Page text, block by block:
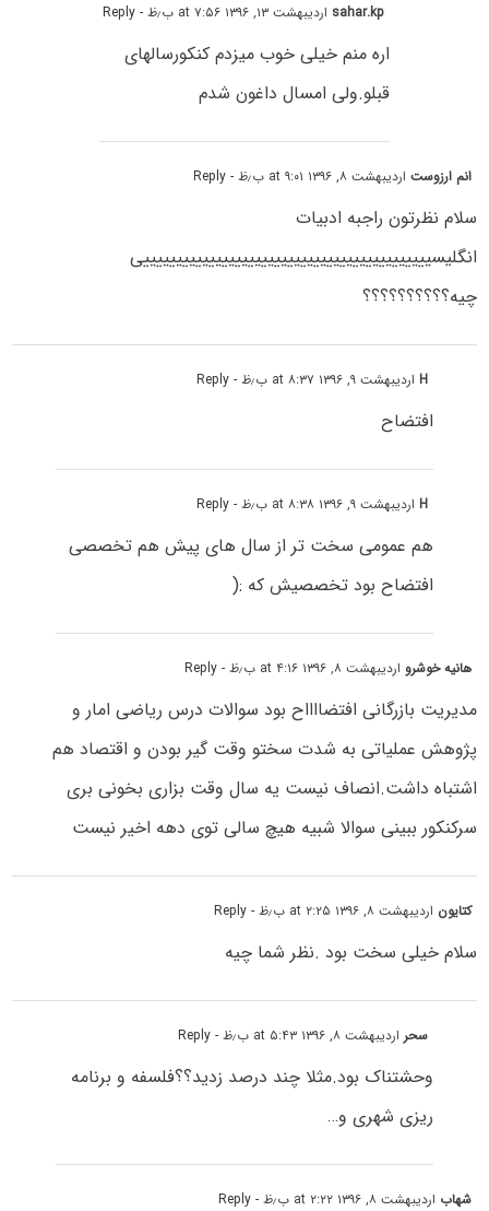
sahar.kp اردیبهشت ۱۳, ۱۳۹۶ at ۷:۵۶ ب٫ظ - Reply
اره منم خیلی خوب میزدم کنکورسالهای
قبلو.ولی امسال داغون شدم
انم ارزوستاردیبهشت ۸, ۱۳۹۶ at ۹:۰۱ ب٫ظ - Reply
سلام نظرتون راجبه ادبیات
انگلیسییییییییییییییییییییییییییییییییییییییییییییی
چیه؟؟؟؟؟؟؟؟؟؟
Hاردیبهشت ۹, ۱۳۹۶ at ۸:۳۷ ب٫ظ - Reply
افتضاح
Hاردیبهشت ۹, ۱۳۹۶ at ۸:۳۸ ب٫ظ - Reply
هم عمومی سخت تر از سال های پیش هم تخصصی
افتضاح بود تخصصیش که :(
هانیه خوشرواردیبهشت ۸, ۱۳۹۶ at ۴:۱۶ ب٫ظ - Reply
مدیریت بازرگانی افتضااااح بود سوالات درس ریاضی امار و
پژوهش عملیاتی به شدت سختو وقت گیر بودن و اقتصاد هم
اشتباه داشت.انصاف نیست یه سال وقت بزاری بخونی بری
سرکنکور ببینی سوالا شبیه هیچ سالی توی دهه اخیر نیست
کتایون اردیبهشت ۸, ۱۳۹۶ at ۲:۲۵ ب٫ظ - Reply
سلام خیلی سخت بود .نظر شما چیه
سحر اردیبهشت ۸, ۱۳۹۶ at ۵:۴۳ ب٫ظ - Reply
وحشتناک بود.مثلا چند درصد زدید؟؟فلسفه و برنامه
ریزی شهری و…
شهاب اردیبهشت ۸, ۱۳۹۶ at ۲:۲۲ ب٫ظ - Reply